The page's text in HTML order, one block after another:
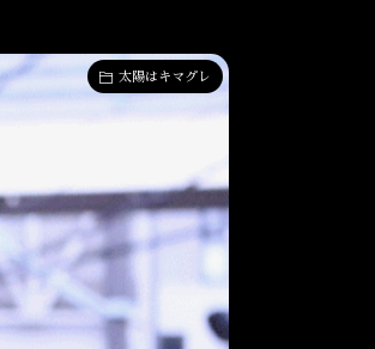
太陽はキマグレ